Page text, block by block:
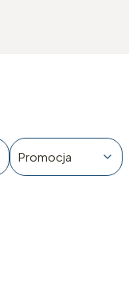
Promocja